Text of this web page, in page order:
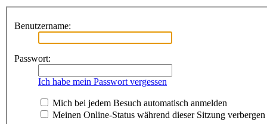
Benutzername:
Passwort:
Ich habe mein Passwort vergessen
Mich bei jedem Besuch automatisch anmelden
Meinen Online-Status während dieser Sitzung verbergen